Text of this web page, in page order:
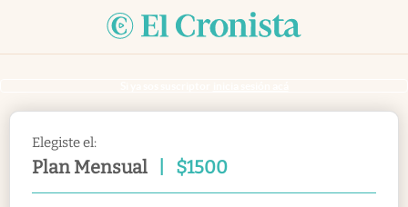
Elegiste el:
Plan Mensual $1500